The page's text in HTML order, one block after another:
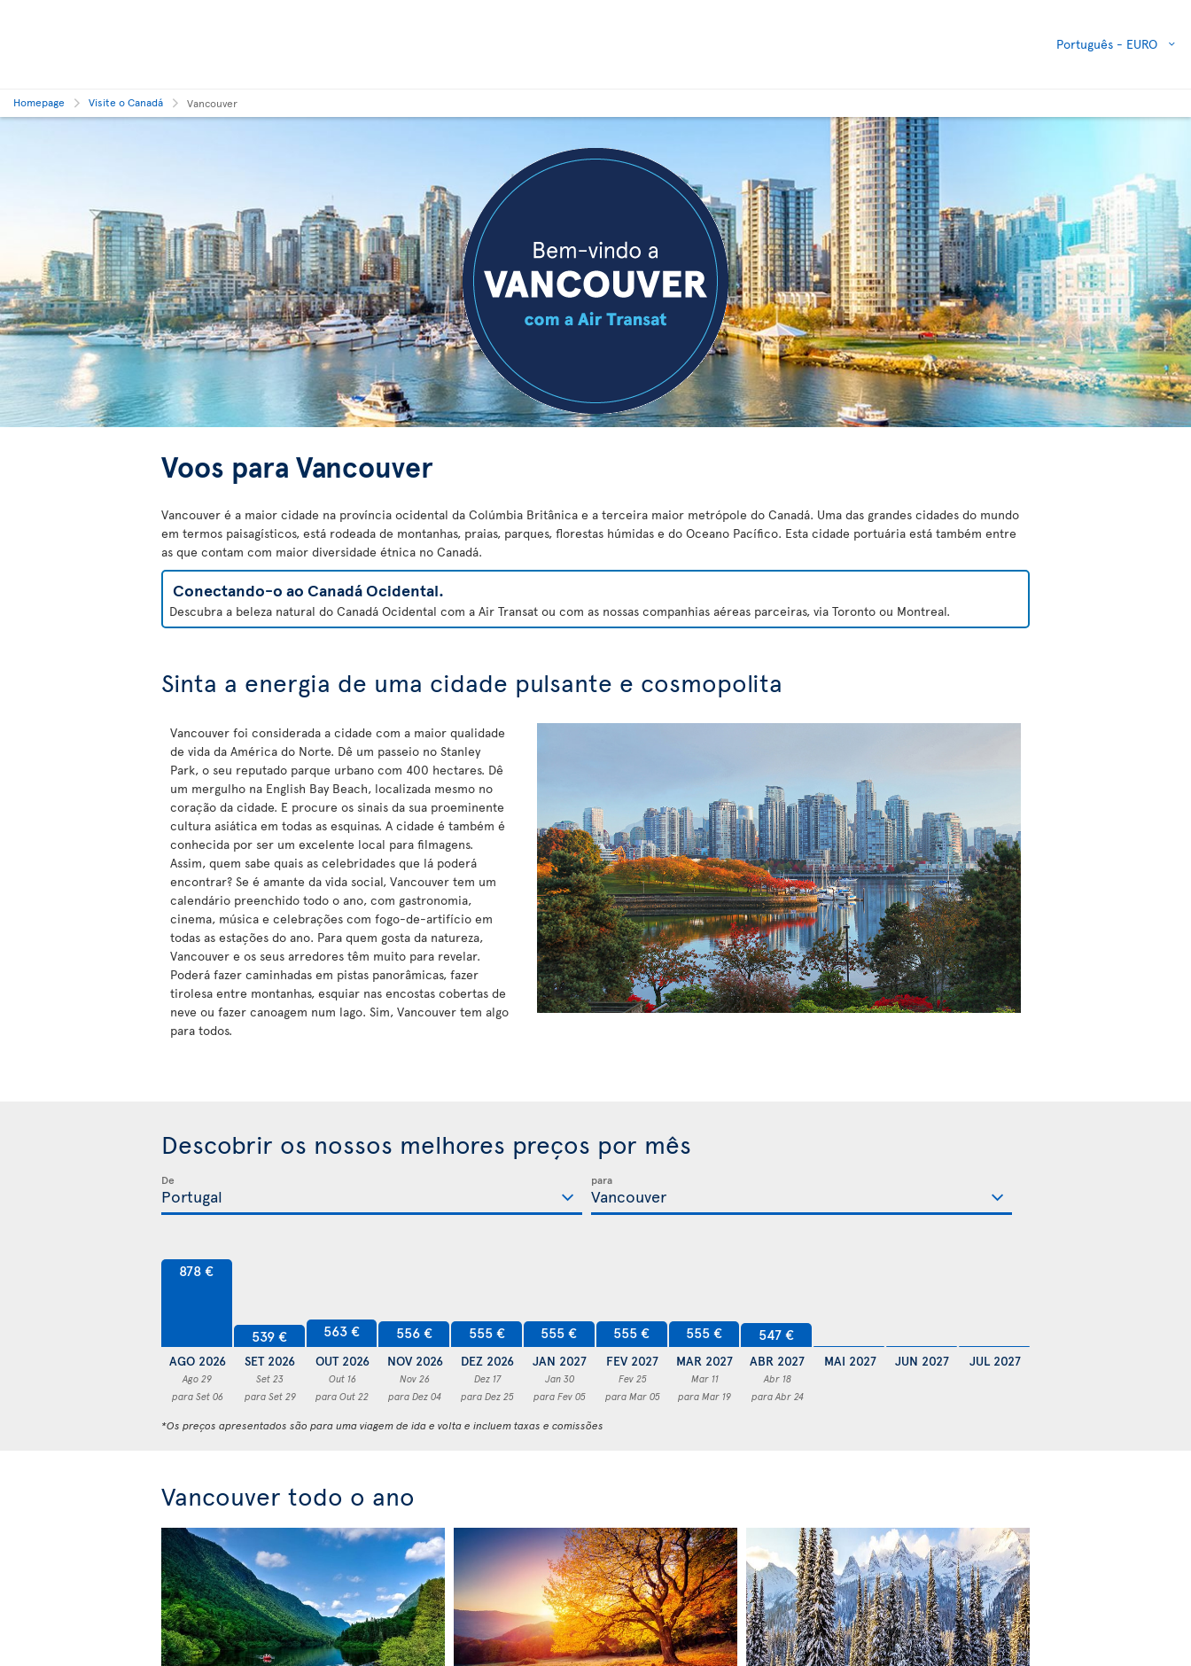
Português - EURO
Homepage Visite o Canadá Vancouver
Voos para Vancouver
Vancouver é a maior cidade na província ocidental da Colúmbia Britânica e a terceira maior metrópole do Canadá. Uma das grandes cidades do mundo
em termos paisagísticos, está rodeada de montanhas, praias, parques, florestas húmidas e do Oceano Pacífico. Esta cidade portuária está também entre
as que contam com maior diversidade étnica no Canadá.
Conectando-o ao Canadá Ocidental.
Descubra a beleza natural do Canadá Ocidental com a Air Transat ou com as nossas companhias aéreas parceiras, via Toronto ou Montreal.
Sinta a energia de uma cidade pulsante e cosmopolita
Vancouver foi considerada a cidade com a maior qualidade
de vida da América do Norte. Dê um passeio no Stanley
Park, o seu reputado parque urbano com 400 hectares. Dê
um mergulho na English Bay Beach, localizada mesmo no
coração da cidade. E procure os sinais da sua proeminente
cultura asiática em todas as esquinas. A cidade é também é
conhecida por ser um excelente local para filmagens.
Assim, quem sabe quais as celebridades que lá poderá
encontrar? Se é amante da vida social, Vancouver tem um
calendário preenchido todo o ano, com gastronomia,
cinema, música e celebrações com fogo-de-artifício em
todas as estações do ano. Para quem gosta da natureza,
Vancouver e os seus arredores têm muito para revelar.
Poderá fazer caminhadas em pistas panorâmicas, fazer
tirolesa entre montanhas, esquiar nas encostas cobertas de
neve ou fazer canoagem num lago. Sim, Vancouver tem algo
para todos.
Descobrir os nossos melhores preços por mês
De para
878 €
AGO 2026
Ago 29
para Set 06
539 €
SET 2026
Set 23
para Set 29
563 €
OUT 2026
Out 16
para Out 22
556 €
NOV 2026
Nov 26
para Dez 04
555 €
DEZ 2026
Dez 17
para Dez 25
555 €
JAN 2027
Jan 30
para Fev 05
555 €
FEV 2027
Fev 25
para Mar 05
555 €
MAR 2027
Mar 11
para Mar 19
547 €
ABR 2027
Abr 18
para Abr 24
MAI 2027 JUN 2027 JUL 2027
*Os preços apresentados são para uma viagem de ida e volta e incluem taxas e comissões
Vancouver todo o ano